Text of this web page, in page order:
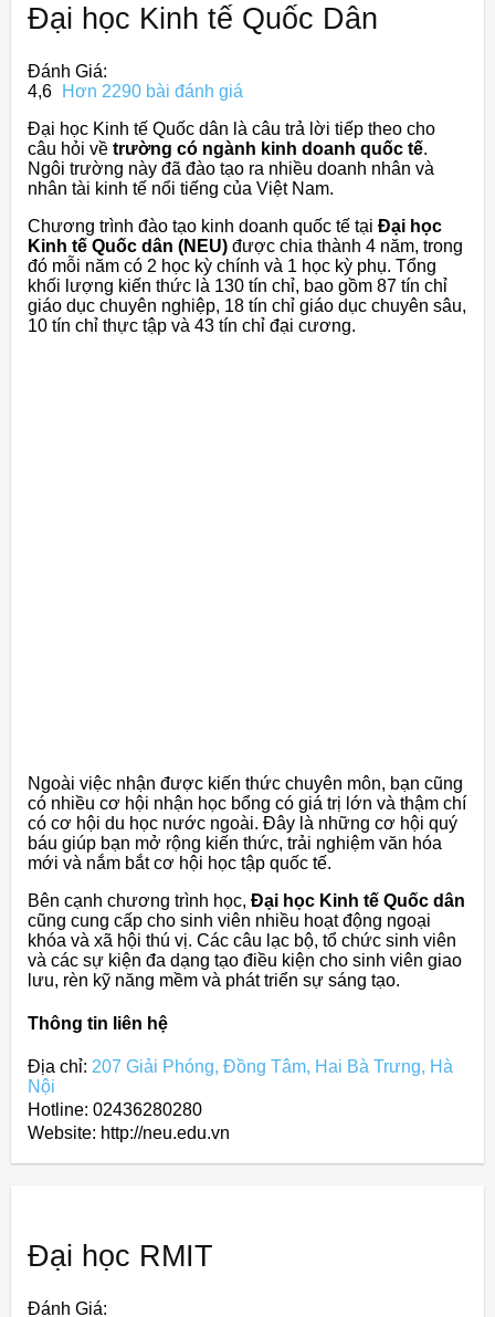
Đại học Kinh tế Quốc Dân
Đánh Giá:
4,6
Hơn 2290 bài đánh giá
Đại học Kinh tế Quốc dân là câu trả lời tiếp theo cho
câu hỏi về trường có ngành kinh doanh quốc tế.
Ngôi trường này đã đào tạo ra nhiều doanh nhân và
nhân tài kinh tế nổi tiếng của Việt Nam.
Chương trình đào tạo kinh doanh quốc tế tại Đại học
Kinh tế Quốc dân (NEU) được chia thành 4 năm, trong
đó mỗi năm có 2 học kỳ chính và 1 học kỳ phụ. Tổng
khối lượng kiến thức là 130 tín chỉ, bao gồm 87 tín chỉ
giáo dục chuyên nghiệp, 18 tín chỉ giáo dục chuyên sâu,
10 tín chỉ thực tập và 43 tín chỉ đại cương.
Ngoài việc nhận được kiến thức chuyên môn, bạn cũng
có nhiều cơ hội nhận học bổng có giá trị lớn và thậm chí
có cơ hội du học nước ngoài. Đây là những cơ hội quý
báu giúp bạn mở rộng kiến thức, trải nghiệm văn hóa
mới và nắm bắt cơ hội học tập quốc tế.
Bên cạnh chương trình học, Đại học Kinh tế Quốc dân
cũng cung cấp cho sinh viên nhiều hoạt động ngoại
khóa và xã hội thú vị. Các câu lạc bộ, tổ chức sinh viên
và các sự kiện đa dạng tạo điều kiện cho sinh viên giao
lưu, rèn kỹ năng mềm và phát triển sự sáng tạo.
Thông tin liên hệ
Địa chỉ: 207 Giải Phóng, Đồng Tâm, Hai Bà Trưng, Hà
Nội
Hotline: 02436280280
Website: http://neu.edu.vn
Đại học RMIT
Đánh Giá: